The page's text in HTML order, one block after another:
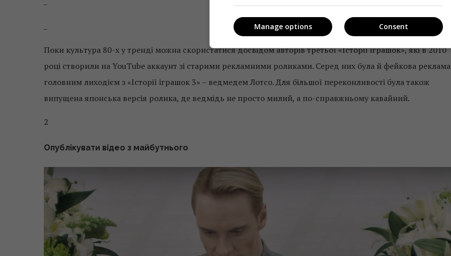
Поки культура 80-х у тренді можна скористатися досвідом авторів третьої «Історії іграшок», які в 2010
році створили на YouTube аккаунт зі старими рекламними роликами. Серед них була й фейкова
головним лиходієм з «Історії іграшок 3» – ведмедем Лотсо. Для більшої переконливості була також
випущена японська версія ролика, де ведмідь не просто милий, а по-справжньому кавайний.
2
Опублікувати відео з майбутнього
Consent
Manage options